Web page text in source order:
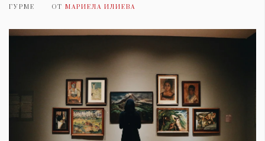
ГУРМЕ ОТ МАРИЕЛА ИЛИЕВА